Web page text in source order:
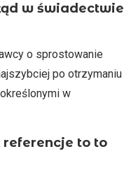
w świadectwie
o sprostowanie
po otrzymaniu
w
to to